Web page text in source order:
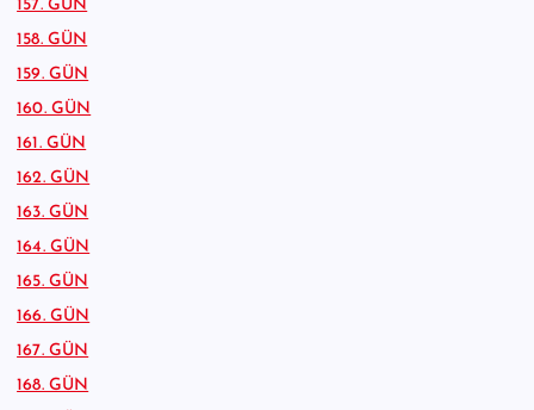
157. GÜN
158. GÜN
159. GÜN
160. GÜN
161. GÜN
162. GÜN
163. GÜN
164. GÜN
165. GÜN
166. GÜN
167. GÜN
168. GÜN